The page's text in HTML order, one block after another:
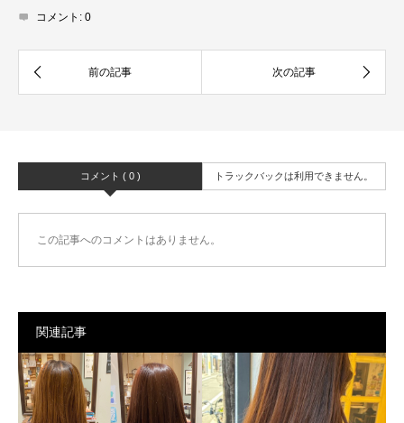
コメント: 0
コメント ( 0 ) トラックバックは利用できません。
この記事へのコメントはありません。
関連記事